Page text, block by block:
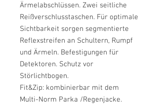
Ärmelabschlüssen. Zwei seitliche
Reißverschlusstaschen. Für optimale
Sichtbarkeit sorgen segmentierte
Reflexstreifen an Schultern, Rumpf
und Ärmeln. Befestigungen für
Detektoren. Schutz vor
Störlichtbogen.
Fit&Zip: kombinierbar mit dem
Multi-Norm Parka /Regenjacke.